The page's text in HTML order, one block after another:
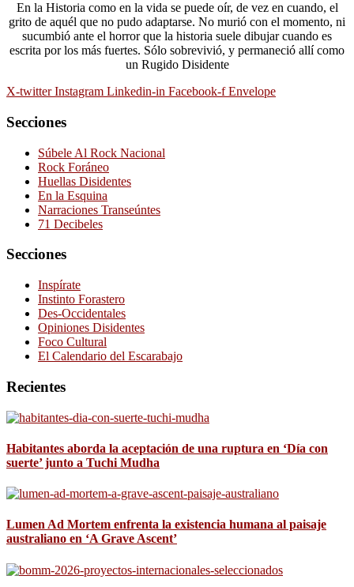
En la Historia como en la vida se puede oír, de vez en cuando, el
grito de aquél que no pudo adaptarse. No murió con el momento, ni
sucumbió ante el horror que la historia suele dibujar cuando es
escrita por los más fuertes. Sólo sobrevivió, y permaneció allí como
un Rugido Disidente
X-twitter Instagram Linkedin-in Facebook-f Envelope
Secciones
Súbele Al Rock Nacional
Rock Foráneo
Huellas Disidentes
En la Esquina
Narraciones Transeúntes
71 Decibeles
Secciones
Inspírate
Instinto Forastero
Des-Occidentales
Opiniones Disidentes
Foco Cultural
El Calendario del Escarabajo
Recientes
Habitantes aborda la aceptación de una ruptura en ‘Día con
suerte’ junto a Tuchi Mudha
Lumen Ad Mortem enfrenta la existencia humana al paisaje
australiano en ‘A Grave Ascent’